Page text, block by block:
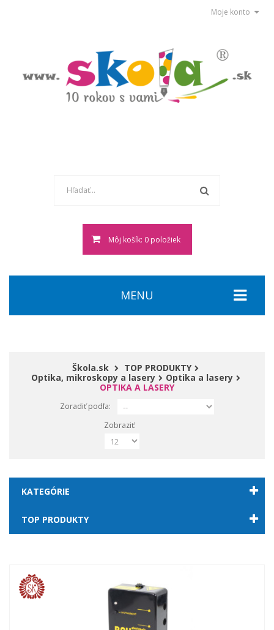
Moje konto
Môj košík: 0 položiek
MENU
Škola.sk
TOP PRODUKTY
Optika, mikroskopy a lasery
Optika a lasery
OPTIKA A LASERY
Zoradiť podľa:
Zobraziť:
KATEGÓRIE
TOP PRODUKTY